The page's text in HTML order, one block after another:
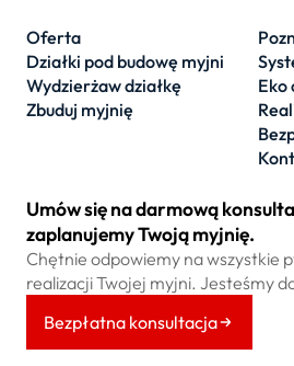
Oferta
Działki pod budowę myjni
Wydzierżaw działkę
Zbuduj myjnię
Eko
Umów się na darmową
zaplanujemy Twoją myjnię.
Chętnie odpowiemy na wszystkie
realizacji Twojej myjni. Jesteśmy
Bezpłatna konsultacja